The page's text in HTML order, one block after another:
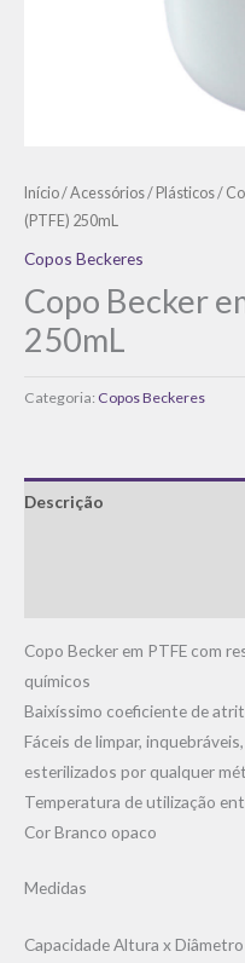
Início/Acessórios/ Plásticos/
(PTFE) 250mL
Copos Beckeres
Copo Becker
250mL
Categoria: Copos Beckeres
Descrição
Copo Becker em PTFE com
químicos
Baixíssimo coeficiente de
Fáceis de limpar,
esterilizados por qualquer
Temperatura de utilização
Cor Branco opaco
Medidas
Capacidade Altura x